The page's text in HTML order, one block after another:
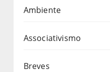
Ambiente
Associativismo
Breves